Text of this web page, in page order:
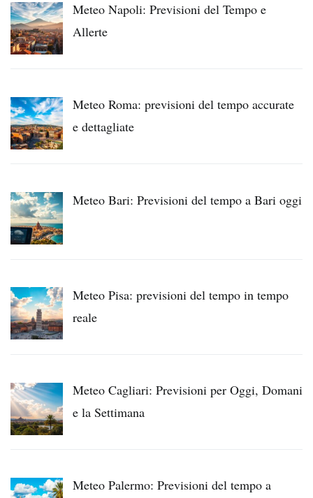
Meteo Napoli: Previsioni del Tempo e
Allerte
Meteo Roma: previsioni del tempo accurate
e dettagliate
Meteo Bari: Previsioni del tempo a Bari oggi
Meteo Pisa: previsioni del tempo in tempo
reale
Meteo Cagliari: Previsioni per Oggi, Domani
e la Settimana
Meteo Palermo: Previsioni del tempo a